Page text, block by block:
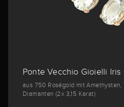
Ponte Vecchio Gioielli Iris
aus 750 Roségold mit Amethysten,
Diamanten (2x 3,15 Karat)